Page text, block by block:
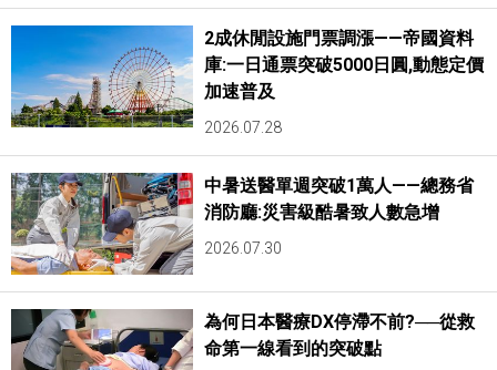
2成休閒設施門票調漲——帝國資料
庫:一日通票突破5000日圓,動態定價
加速普及
2026.07.28
中暑送醫單週突破1萬人——總務省
消防廳:災害級酷暑致人數急增
2026.07.30
為何日本醫療DX停滯不前?──從救
命第一線看到的突破點